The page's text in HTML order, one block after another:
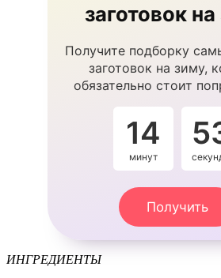
заготовок
Получите подборку
заготовок на зиму,
обязательно стоит
14
минут
Получить
ИНГРЕДИЕНТЫ